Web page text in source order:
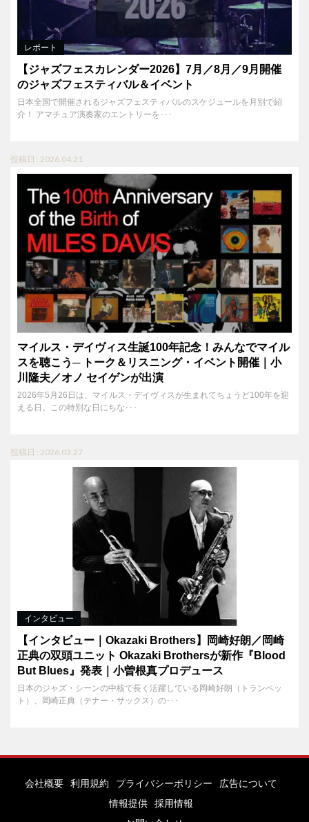
レポート
【ジャズフェスカレンダー2026】7月／8月／9月開催
のジャズフェスティバル＆イベント
日本全国で開催されるジャズフェスティバルのスケジュールを月別で紹
介！ アマチュア演奏家のエントリーを･･･
投稿日 : 2026.04.21
マイルス・デイヴィス生誕100年記念！みんなでマイル
スを聴こう─ トーク＆リスニング・イベント開催｜小
川隆夫／オノ セイゲンが出演
2026年5月26日は、マイルス・デイヴィスが生まれてちょうど100年を迎
える日。この特別な日にちな･･･
投稿日 : 2026.03.27
インタビュー
【インタビュー｜Okazaki Brothers】岡崎好朗／岡崎
正典の双頭ユニット Okazaki Brothersが新作『Blood
But Blues』発表｜小曽根真プロデュース
日本のジャズ・シーンの中核で長く活躍している岡崎好朗（トランペッ
ト）、岡崎正典（テナー・サックス）の･･･
会社概要 利用規約 プライバシーポリシー
広告について
情報提供
採用情報